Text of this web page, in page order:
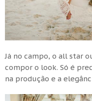
Já no campo, o all star
compor o look. Só é
na produção e a